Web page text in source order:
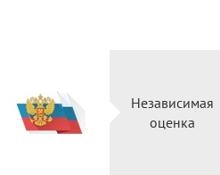
Независимая
оценка